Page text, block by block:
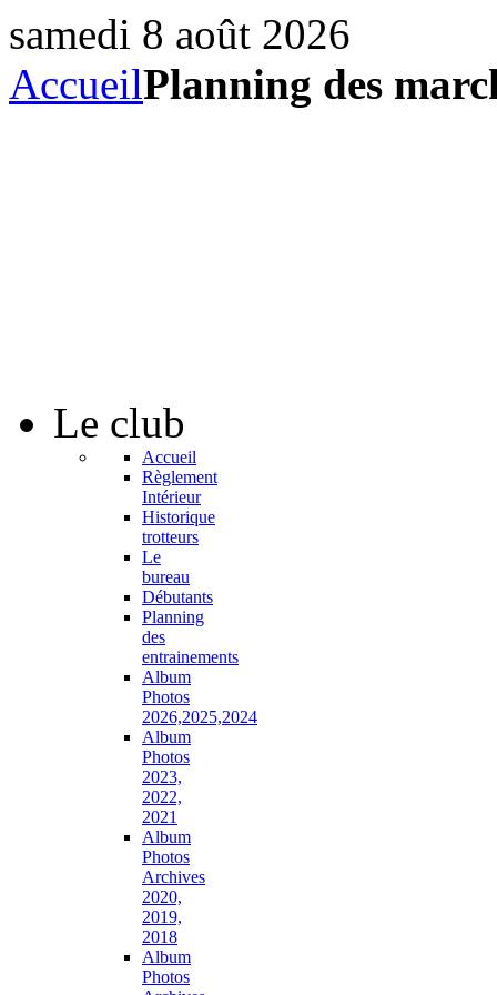
samedi 8 août 2026
AccueilPlanning des
Le club
Accueil
Règlement
Intérieur
Historique
trotteurs
Le
bureau
Débutants
Planning
des
entrainements
Album
Photos
2026,2025,2024
Album
Photos
2023,
2022,
2021
Album
Photos
Archives
2020,
2019,
2018
Album
Photos